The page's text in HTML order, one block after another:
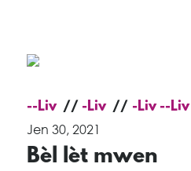
--Liv -Liv
-Liv --Liv
Jen 30, 2021
Bèl lèt mwen